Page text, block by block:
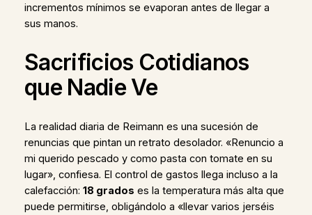
incrementos mínimos se evaporan antes de llegar a
sus manos.
Sacrificios Cotidianos
que Nadie Ve
La realidad diaria de Reimann es una sucesión de
renuncias que pintan un retrato desolador. «Renuncio a
mi querido pescado y como pasta con tomate en su
lugar», confiesa. El control de gastos llega incluso a la
calefacción: 18 grados es la temperatura más alta que
puede permitirse, obligándolo a «llevar varios jerséis